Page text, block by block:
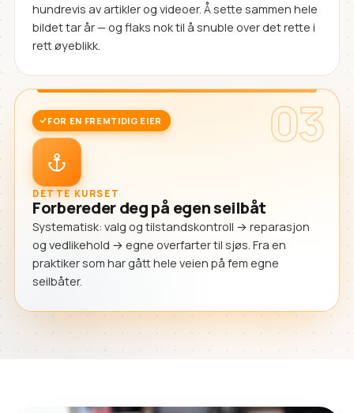
hundrevis av artikler og videoer. Å sette sammen hele
bildet tar år — og flaks nok til å snuble over det rette i
rett øyeblikk.
03
FOR EN FREMTIDIG EIER
DETTE KURSET
Forbereder deg på egen seilbåt
Systematisk: valg og tilstandskontroll → reparasjon
og vedlikehold → egne overfarter til sjøs. Fra en
praktiker som har gått hele veien på fem egne
seilbåter.